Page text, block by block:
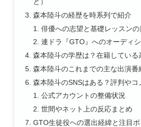
ど）
森本陸斗の経歴を時系列で紹介
俳優への志望と基礎レッスンの
連ドラ『GTO』へのオーディ
森本陸斗の学歴は？在籍している
森本陸斗のこれまでの主な出演番
森本陸斗のSNSはある？評判やコ
公式アカウントの整備状況
世間やネット上の反応まとめ
GTO生徒役への選出経緯と注目ポ